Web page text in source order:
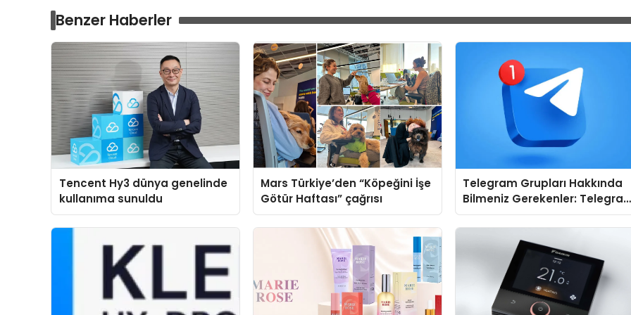
Benzer Haberler
Tencent Hy3 dünya genelinde
kullanıma sunuldu
Mars Türkiye’den “Köpeğini İşe
Götür Haftası” çağrısı
Telegram Grupları Hakkında
Bilmeniz Gerekenler:
Kullanırken Topluluk Seçimini
Kolaylaştırın